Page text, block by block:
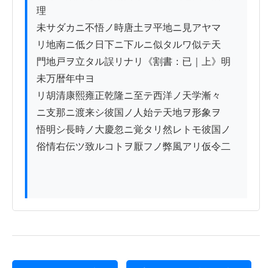
理
未サダカニ不悟ノ時唐土ヲ平地ニ見アヤマ
リ地南ニ低ク日下ニ下ルニ似タルワ似テ天
門地戸ヲ立タル誤リナリ《割書：已｜上》明
未万暦年中ヨ
リ胡清康熙雍正乾隆ニ至テ西洋ノ天学漸々
ニ支那ニ渡来シ彼国ノ人始テ天地ヲ形象ヲ
悟明シ長時ノ大慶忽ニ覚タリ然レトモ彼国ノ
俗情右伝ツ致ルコトヲ厭フノ弊風アリ仮令二